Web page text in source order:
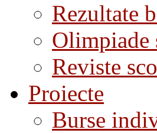
Rezultate
Olimpiade
Reviste
Proiecte
Burse